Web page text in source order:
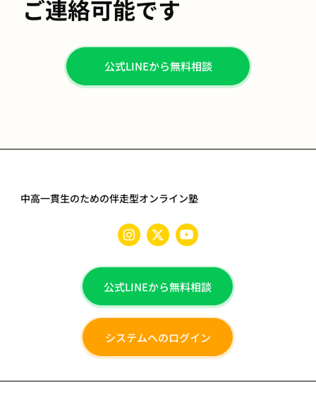
ご連絡可能です
公式LINEから無料相談
中高一貫生のための伴走型オンライン塾
公式LINEから無料相談
システムへのログイン